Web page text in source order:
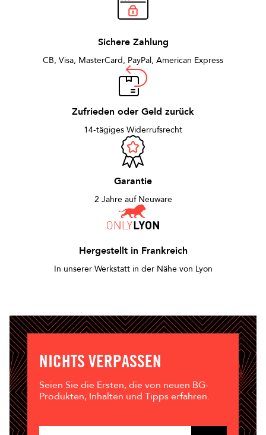
Sichere Zahlung
CB, Visa, MasterCard, PayPal, American Express
Zufrieden oder Geld zurück
14-tägiges Widerrufsrecht
Garantie
2 Jahre auf Neuware
Hergestellt in Frankreich
In unserer Werkstatt in der Nähe von Lyon
NICHTS VERPASSEN
Seien Sie die Ersten, die von neuen BG-
Produkten, Inhalten und Tipps erfahren.